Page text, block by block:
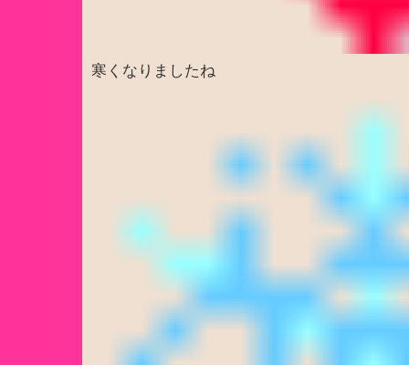
寒くなりましたね